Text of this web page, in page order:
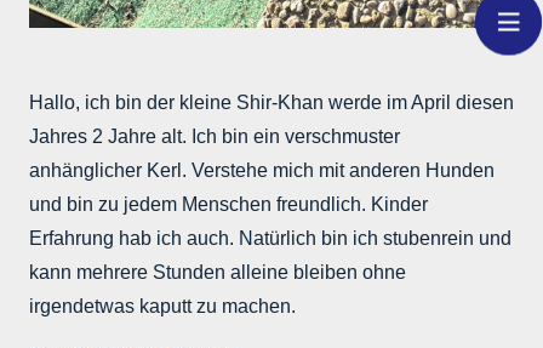
Hallo, ich bin der kleine Shir-Khan werde im April diesen
Jahres 2 Jahre alt. Ich bin ein verschmuster
anhänglicher Kerl. Verstehe mich mit anderen Hunden
und bin zu jedem Menschen freundlich. Kinder
Erfahrung hab ich auch. Natürlich bin ich stubenrein und
kann mehrere Stunden alleine bleiben ohne
irgendetwas kaputt zu machen.